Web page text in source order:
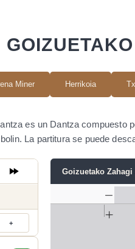
Miner Herrikoia
es un Dantza compuesto
La partitura se puede
+
Goizuetako Zahagi